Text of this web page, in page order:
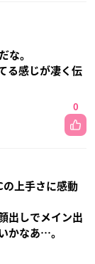
な。
る感じが凄く伝
0
の上手さに感動
出しでメイン出
かなあ…。